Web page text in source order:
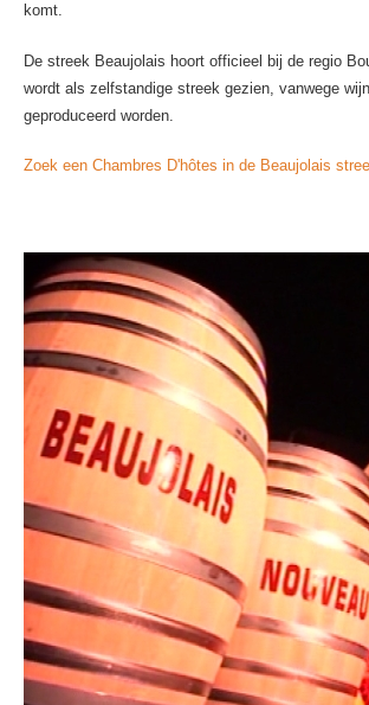
komt.
De streek Beaujolais hoort officieel bij de regio
wordt als zelfstandige streek gezien, vanwege
geproduceerd worden.
Zoek een Chambres D'hôtes in de Beaujolais